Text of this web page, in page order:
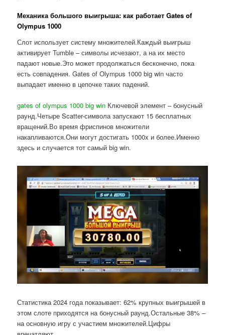
Механика большого выигрыша: как работает Gates of
Olympus 1000
Слот использует систему множителей.Каждый выигрыш
активирует Tumble – символы исчезают, а на их место
падают новые.Это может продолжаться бесконечно, пока
есть совпадения. Gates of Olympus 1000 big win часто
выпадает именно в цепочке таких падений.
gates of olympus 1000 big win Ключевой элемент – бонусный
раунд.Четыре Scatter-символа запускают 15 бесплатных
вращений.Во время фриспинов множители
накапливаются.Они могут достигать 1000x и более.Именно
здесь и случается тот самый big win.
Статистика 2024 года показывает: 62% крупных выигрышей в
этом слоте приходятся на бонусный раунд.Остальные 38% –
на основную игру с участием множителей.Цифры